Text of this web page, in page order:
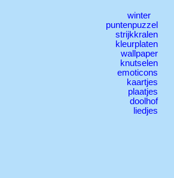
winter
puntenpuzzel
strijkkralen
kleurplaten
wallpaper
knutselen
emoticons
kaartjes
plaatjes
doolhof
liedjes